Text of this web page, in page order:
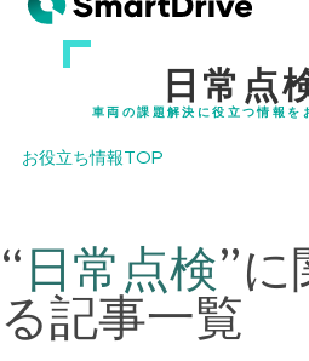
日常点
車両の課題解決に役立つ情報を
お役立ち情報TOP
“ 日常点検”に
る記事一覧